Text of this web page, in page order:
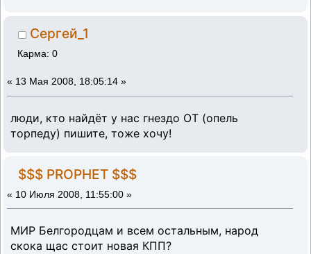
Сергей_1
Карма: 0
« 13 Мая 2008, 18:05:14 »
люди, кто найдёт у нас гнездо ОТ (опель
торпеду) пишите, тоже хочу!
$$$ PROPHET $$$
« 10 Июля 2008, 11:55:00 »
МИР Белгородцам и всем остальным, народ
скока щас стоит новая КПП?